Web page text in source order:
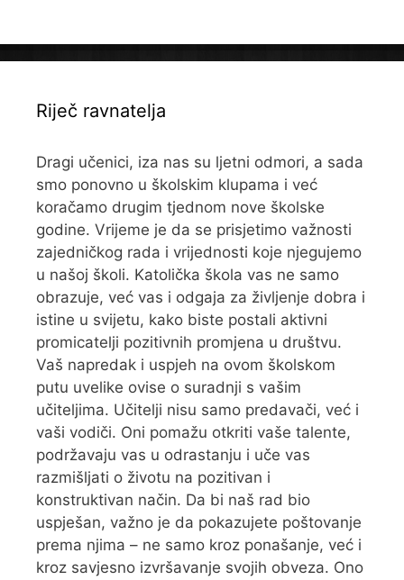
Riječ ravnatelja
Dragi učenici, iza nas su ljetni odmori, a sada
smo ponovno u školskim klupama i već
koračamo drugim tjednom nove školske
godine. Vrijeme je da se prisjetimo važnosti
zajedničkog rada i vrijednosti koje njegujemo
u našoj školi. Katolička škola vas ne samo
obrazuje, već vas i odgaja za življenje dobra i
istine u svijetu, kako biste postali aktivni
promicatelji pozitivnih promjena u društvu.
Vaš napredak i uspjeh na ovom školskom
putu uvelike ovise o suradnji s vašim
učiteljima. Učitelji nisu samo predavači, već i
vaši vodiči. Oni pomažu otkriti vaše talente,
podržavaju vas u odrastanju i uče vas
razmišljati o životu na pozitivan i
konstruktivan način. Da bi naš rad bio
uspješan, važno je da pokazujete poštovanje
prema njima – ne samo kroz ponašanje, već i
kroz savjesno izvršavanje svojih obveza. Ono